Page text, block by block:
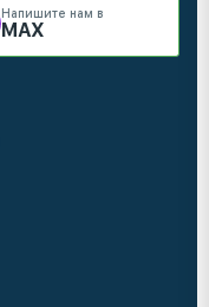
Напишите нам в
MAX